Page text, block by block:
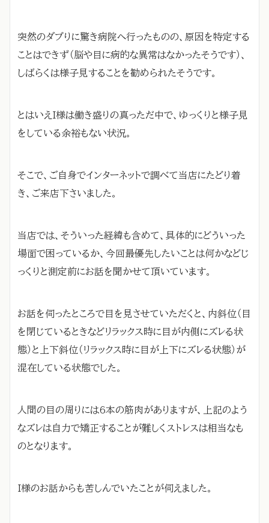
突然のダブりに驚き病院へ行ったものの、原因を特定する
ことはできず（脳や目に病的な異常はなかったそうです）、
しばらくは様子見することを勧められたそうです。
とはいえI様は働き盛りの真っただ中で、ゆっくりと様子見
をしている余裕もない状況。
そこで、ご自身でインターネットで調べて当店にたどり着
き、ご来店下さいました。
当店では、そういった経緯も含めて、具体的にどういった
場面で困っているか、今回最優先したいことは何かなどじ
っくりと測定前にお話を聞かせて頂いています。
お話を伺ったところで目を見させていただくと、内斜位（目
を閉じているときなどリラックス時に目が内側にズレる状
態）と上下斜位（リラックス時に目が上下にズレる状態）が
混在している状態でした。
人間の目の周りには6本の筋肉がありますが、上記のよう
なズレは自力で矯正することが難しくストレスは相当なも
のとなります。
I様のお話からも苦しんでいたことが伺えました。